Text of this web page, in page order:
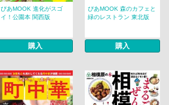
ぴあMOOK 進化がスゴ
イ！公園本 関西版
購入
ぴあMOOK 森のカフェと
緑のレストラン 東北版
購入